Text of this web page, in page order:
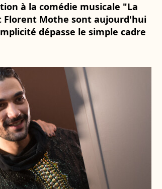
à la comédie musicale "La
Florent Mothe sont aujourd'hui
dépasse le simple cadre